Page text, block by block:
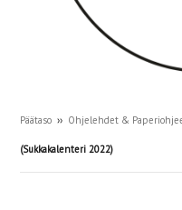
Päätaso ›› Ohjelehdet &
(Sukkakalenteri 2022)